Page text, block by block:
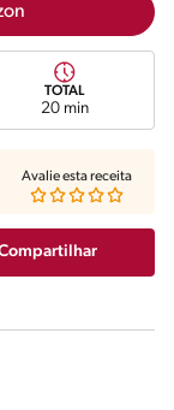
TOTAL
20 min
Avalie esta receita